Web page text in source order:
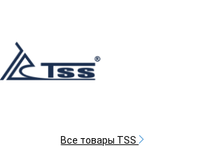
Все товары TSS